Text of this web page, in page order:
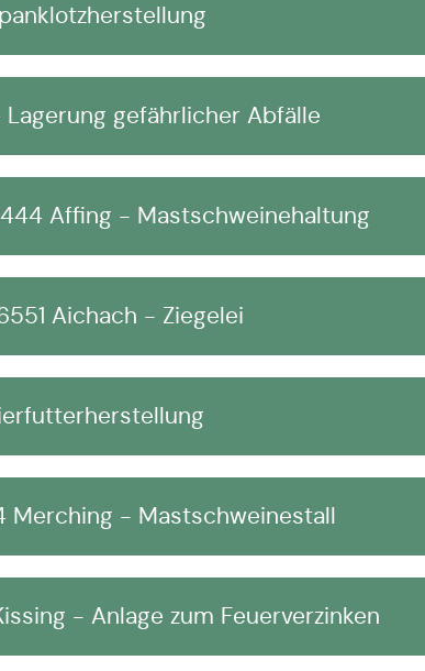
gefährlicher Abfälle
Affing - Mastschweinehaltung
Aichach - Ziegelei
Merching - Mastschweinestall
- Anlage zum Feuerverzinken